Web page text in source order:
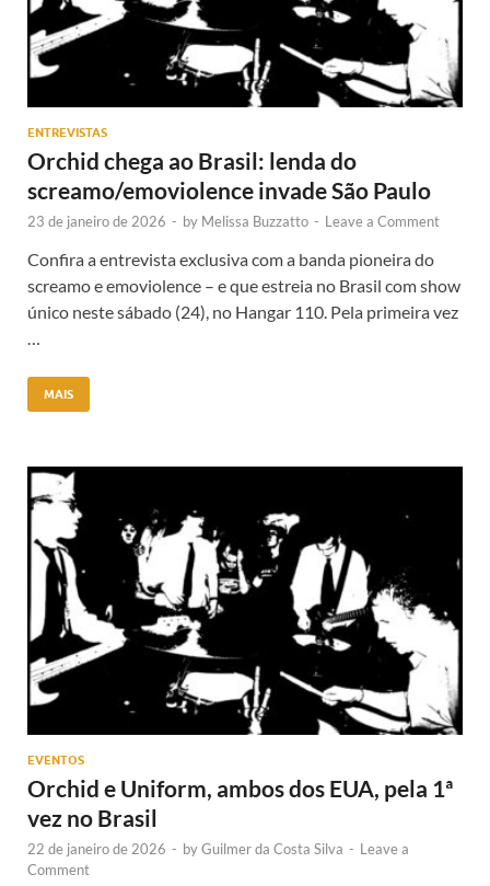
ENTREVISTAS
Orchid chega ao Brasil: lenda do
screamo/emoviolence invade São Paulo
23 de janeiro de 2026 - by Melissa Buzzatto - Leave a Comment
Confira a entrevista exclusiva com a banda pioneira do
screamo e emoviolence – e que estreia no Brasil com show
único neste sábado (24), no Hangar 110. Pela primeira vez
MAIS
EVENTOS
Orchid e Uniform, ambos dos EUA, pela 1ª
vez no Brasil
22 de janeiro de 2026 - byGuilmer da Costa Silva - Leave a
Comment